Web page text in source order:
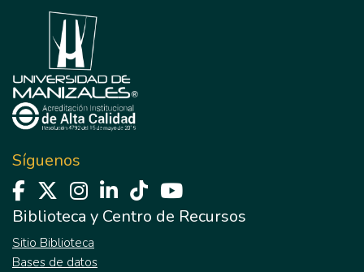
Síguenos
Biblioteca y Centro de Recursos
Sitio Biblioteca
Bases de datos